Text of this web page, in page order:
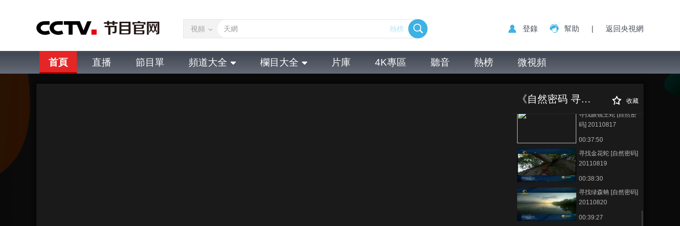
視頻 熱榜 登錄 幫助 | 返回央視網
首頁 直播 節目單 頻道大全 欄目大全 片庫 4K專區 聽音 熱榜 微視頻
《自然密码 寻找》 收藏
寻找科莫多龙 [自然密
16:09:28
寻找眼镜王蛇 [自然密
码] 20110817
00:37:50
寻找金花蛇 [自然密码]
20110819
00:38:30
寻找绿森蚺 [自然密码]
20110820
00:39:27